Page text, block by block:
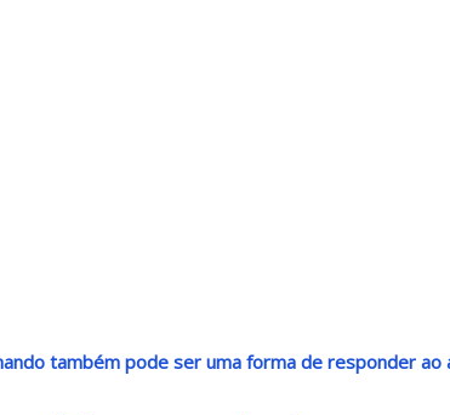
também pode ser uma forma de responder ao